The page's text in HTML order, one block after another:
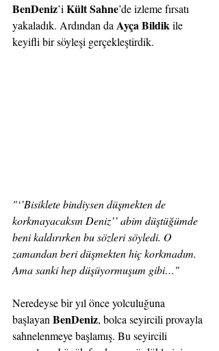
BenDeniz’i Kült Sahne’de izleme fırsatı
yakaladık. Ardından da Ayça Bildik ile
keyifli bir söyleşi gerçekleştirdik.
"‘’Bisiklete bindiysen düşmekten de
korkmayacaksın Deniz’’ abim düştüğümde
beni kaldırırken bu sözleri söyledi. O
zamandan beri düşmekten hiç korkmadım.
Ama sanki hep düşüyormuşum gibi…"
Neredeyse bir yıl önce yolculuğuna
başlayan BenDeniz, bolca seyircili provayla
sahnelenmeye başlamış. Bu seyircili